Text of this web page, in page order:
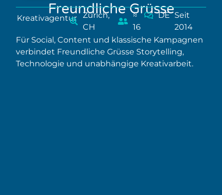
Freundliche Grüsse
Kreativagentur
Zürich,
CH
≈
16
DE Seit
2014
Für Social, Content und klassische Kampagnen
verbindet Freundliche Grüsse Storytelling,
Technologie und unabhängige Kreativarbeit.